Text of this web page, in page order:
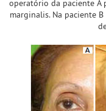
operatório da paciente A
marginalis. Na paciente